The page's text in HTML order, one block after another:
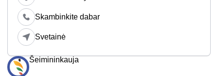
Skambinkite dabar
Svetainė
Šeimininkauja